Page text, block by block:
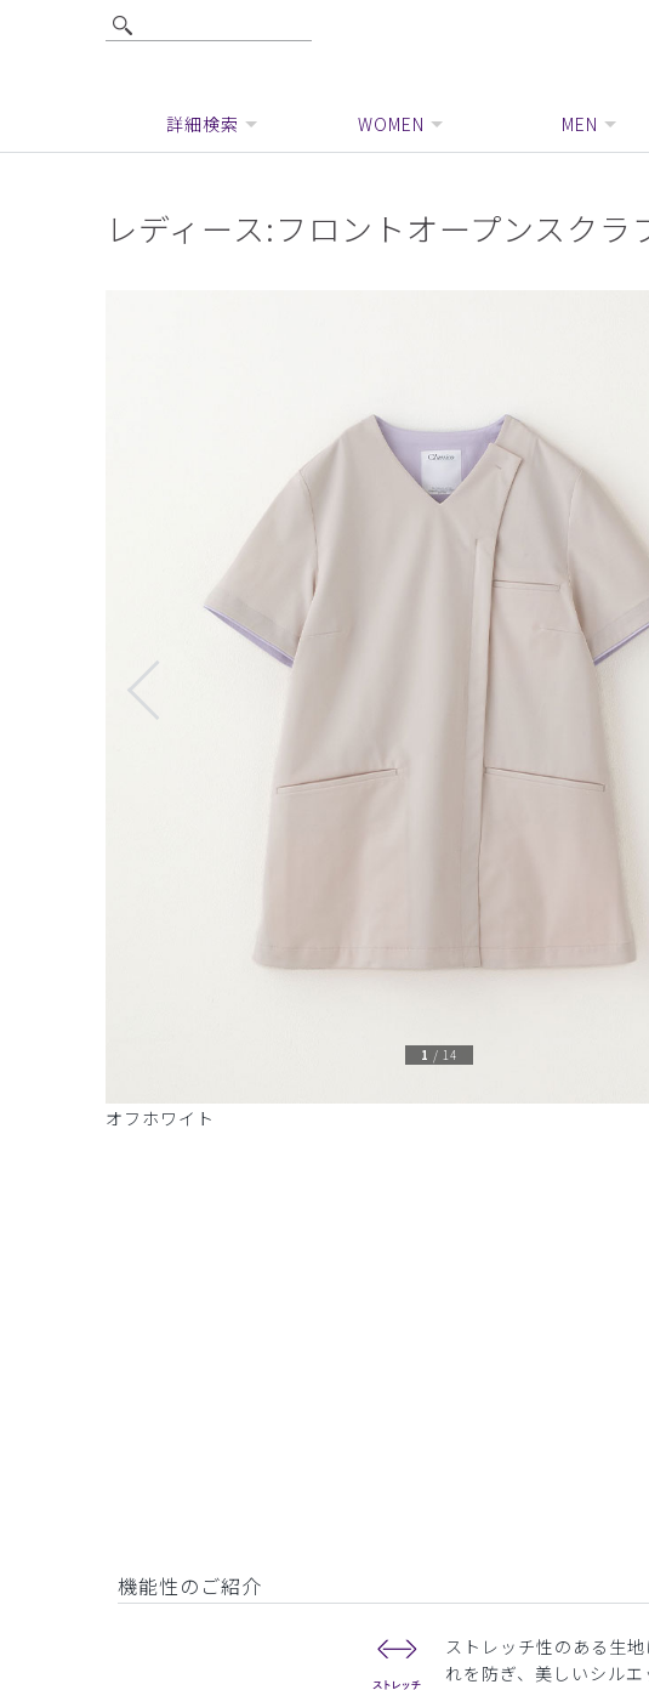
詳細検索 WOMEN MEN
レディース:フロントオープンスクラ
オフホワイト
1 / 14
機能性のご紹介
ストレッチ性のある生
れを防ぎ、美しいシルエ